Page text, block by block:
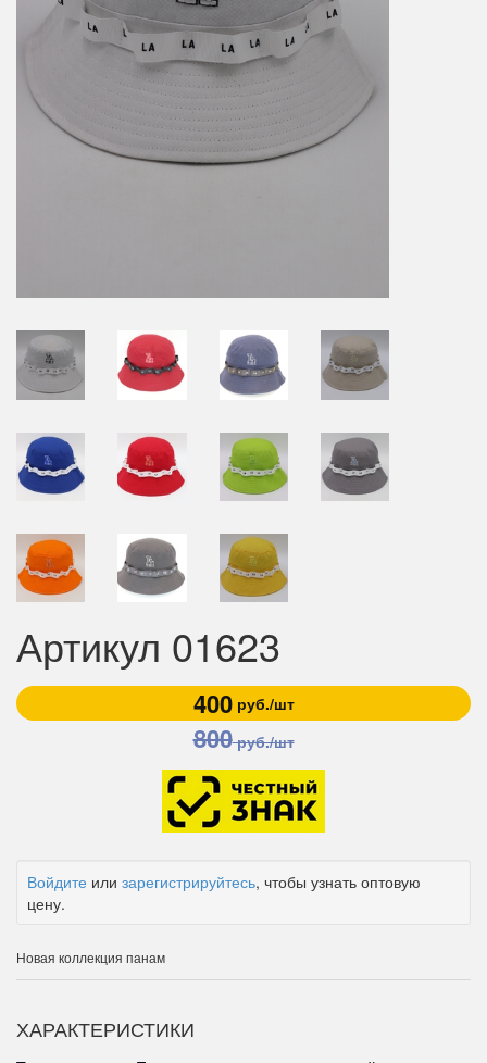
Артикул 01623
400руб./шт
800руб./шт
Войдите или зарегистрируйтесь, чтобы узнать оптовую
цену.
Новая коллекция панам
ХАРАКТЕРИСТИКИ